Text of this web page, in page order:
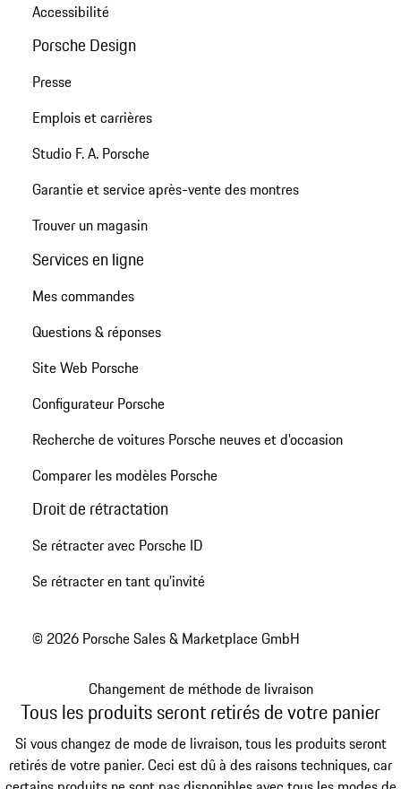
Accessibilité
Porsche Design
Presse
Emplois et carrières
Studio F. A. Porsche
Garantie et service après-vente des montres
Trouver un magasin
Services en ligne
Mes commandes
Questions & réponses
Site Web Porsche
Configurateur Porsche
Recherche de voitures Porsche neuves et d'occasion
Comparer les modèles Porsche
Droit de rétractation
Se rétracter avec Porsche ID
Se rétracter en tant qu’invité
© 2026 Porsche Sales & Marketplace GmbH
Changement de méthode de livraison
Tous les produits seront retirés de votre panier
Si vous changez de mode de livraison, tous les produits seront
retirés de votre panier. Ceci est dû à des raisons techniques, car